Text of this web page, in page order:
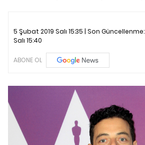
5 Şubat 2019 Salı 15:35 | Son Güncellenme:
Salı 15:40
ABONE OL